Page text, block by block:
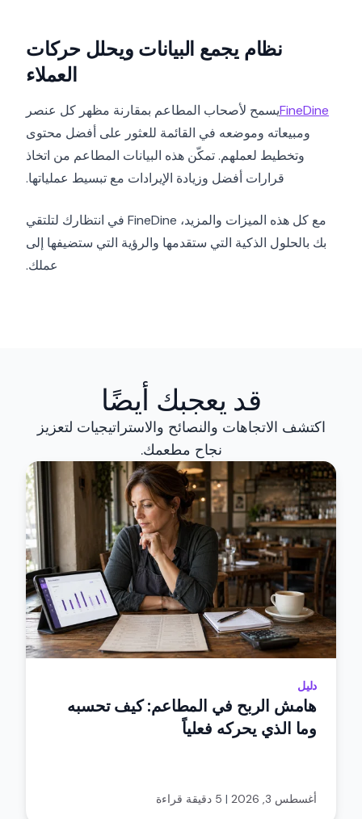
نظام يجمع البيانات ويحلل حركات
العملاء
FineDineيسمح لأصحاب المطاعم بمقارنة مظهر كل عنصر
ومبيعاته وموضعه في القائمة للعثور على أفضل محتوى
وتخطيط لعملهم. تمكّن هذه البيانات المطاعم من اتخاذ
قرارات أفضل وزيادة الإيرادات مع تبسيط عملياتها.
مع كل هذه الميزات والمزيد، FineDine في انتظارك لتلتقي
بك بالحلول الذكية التي ستقدمها والرؤية التي ستضيفها إلى
عملك.
قد يعجبك أيضًا
اكتشف الاتجاهات والنصائح والاستراتيجيات لتعزيز
نجاح مطعمك.
دليل
هامش الربح في المطاعم: كيف تحسبه
وما الذي يحركه فعلياً
أغسطس 3, 2026 | 5 دقيقة قراءة